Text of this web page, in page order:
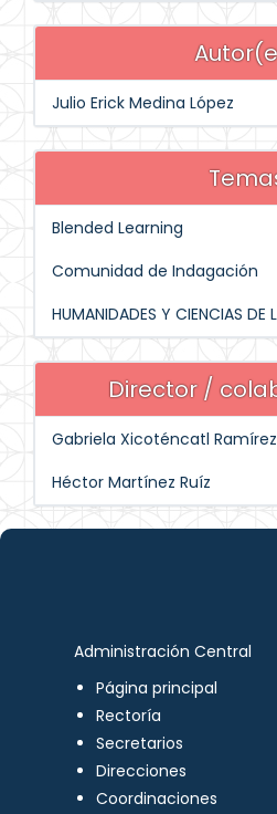
Julio Erick Medina López
Blended Learning
Comunidad de Indagación
HUMANIDADES Y CIENCIAS DE
Director /
Gabriela Xicoténcatl Ramírez
Héctor Martínez Ruíz
Administración Central
Página principal
Rectoría
Secretarios
Direcciones
Coordinaciones